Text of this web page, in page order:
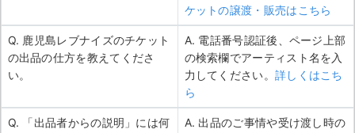
ケットの譲渡・販売はこちら
Q. 鹿児島レブナイズのチケット
の出品の仕方を教えてくださ
い。
A. 電話番号認証後、ページ上部
の検索欄でアーティスト名を入
力してください。 詳しくはこち
ら
Q. 「出品者からの説明」には何
A. 出品のご事情や受け渡し時の